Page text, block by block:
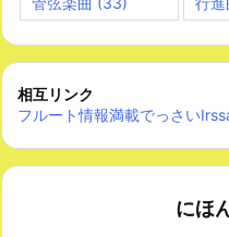
相互リンク
フルート情報満載でっさい
にほ